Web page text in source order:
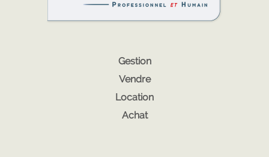
Gestion
Vendre
Location
Achat